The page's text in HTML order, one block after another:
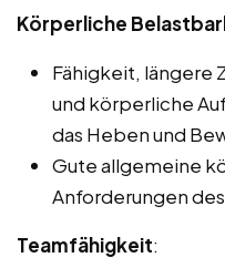
Körperliche
Fähigkeit, längere
und körperliche
das Heben und
Gute allgemeine
Anforderungen
Teamfähigkeit: